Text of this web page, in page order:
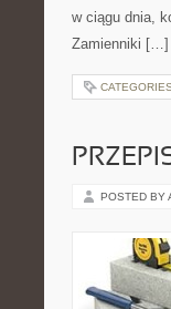
w ciągu dnia,
Zamienniki […]
POSTED BY